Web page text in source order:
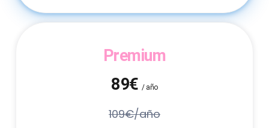
Premium
89€ / año
109€/año